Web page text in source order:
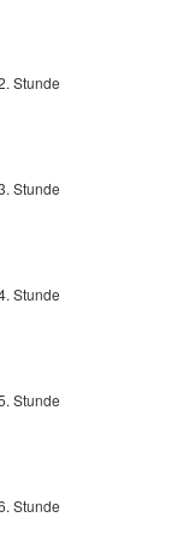
Stunde
Stunde
Stunde
Stunde
Stunde